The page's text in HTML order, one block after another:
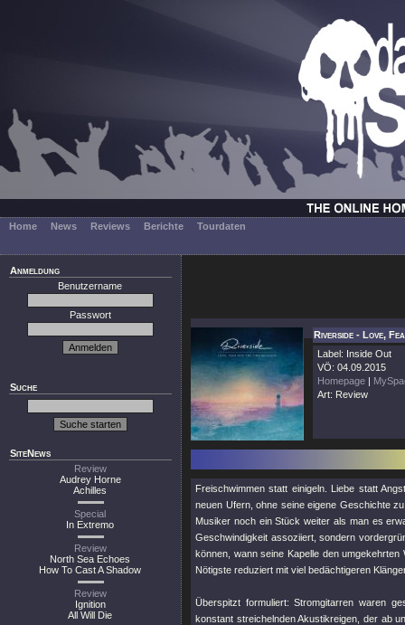
Home News Reviews Berichte Tourdaten
Anmeldung
Benutzername
Passwort
Suche
SiteNews
Review
Audrey Horne
Achilles
Special
In Extremo
Review
North Sea Echoes
How To Cast A Shadow
Review
Ignition
All Will Die
Riverside - Love,
Label: Inside Out
VÖ: 04.09.2015
Homepage |
Art: Review
Freischwimmen statt einigeln. Liebe statt
neuen Ufern, ohne seine eigene Geschichte
Musiker noch ein Stück weiter als man es
Geschwindigkeit assoziiert, sondern
können, wann seine Kapelle den
Nötigste reduziert mit viel bedächtigeren
Überspitzt formuliert: Stromgitarren waren
konstant streichelnden Akustikreigen, der ab